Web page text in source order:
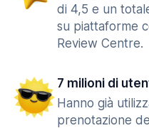
di 4,5 e un
su piattaforme
Review Centre.
7 milioni di
Hanno già
prenotazione